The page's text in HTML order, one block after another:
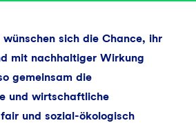
sich die Chance, ihr
mit nachhaltiger Wirkung
gemeinsam die
und wirtschaftliche
und sozial-ökologisch